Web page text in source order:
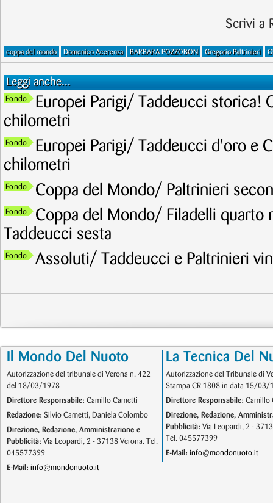
Scrivi a
coppa del mondo Domenico Acerenza BARBARA POZZOBON Gregorio Paltrinieri
Leggi anche...
Fondo
Europei Parigi/ Taddeucci storica!
chilometri
Fondo
Europei Parigi/ Taddeucci d'oro e
chilometri
Fondo Coppa del Mondo/ Paltrinieri
Fondo
Coppa del Mondo/ Filadelli quarto
Taddeucci sesta
Fondo Assoluti/ Taddeucci e Paltrinieri
Il Mondo Del Nuoto
Autorizzazione del tribunale di Verona n. 422
del 18/03/1978
Direttore Responsabile: Camillo Cametti
Redazione: Silvio Cametti, Daniela Colombo
Direzione, Redazione, Amministrazione e
Pubblicità: Via Leopardi, 2 - 37138 Verona. Tel.
045577399
E-Mail: info@mondonuoto.it
La Tecnica Del
Autorizzazione del Tribunale di
Stampa CR 1808 in data 15/03/
Direttore Responsabile: Camillo
Direzione, Redazione,
Pubblicità: Via Leopardi, 2 -
Tel. 045577399
E-Mail: info@mondonuoto.it